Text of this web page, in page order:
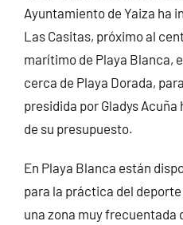
Ayuntamiento de Yaiza ha
Las Casitas, próximo al
marítimo de Playa Blanca,
cerca de Playa Dorada,
presidida por Gladys
de su presupuesto.
En Playa Blanca están
para la práctica del
una zona muy frecuentada